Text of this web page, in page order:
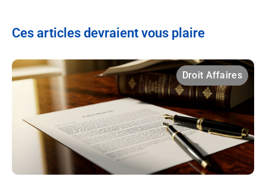
Ces articles devraient vous plaire
Droit Affaires